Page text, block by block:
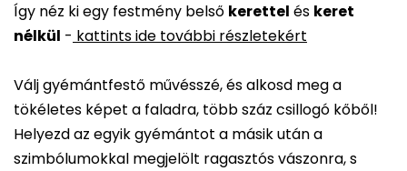
Így néz ki egy festmény belső kerettel és keret
nélkül - kattints ide további részletekért
Válj gyémántfestő művésszé, és alkosd meg a
tökéletes képet a faladra, több száz csillogó kőből!
Helyezd az egyik gyémántot a másik után a
szimbólumokkal megjelölt ragasztós vászonra, s
átlagos
értékelése
ből
0,0
csillag.